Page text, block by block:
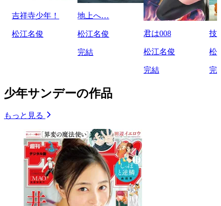
吉祥寺少年！
松江名俊
地上へ…
松江名俊
完結
君は008
松江名俊
完結
技
松
完
少年サンデーの作品
もっと見る